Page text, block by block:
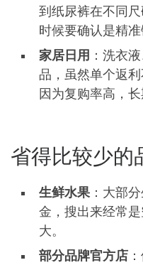
到纸尿裤在不同
时候要确认是精准
家居日用 ：洗衣
品，虽然单个返
因为复购率高，
省得比较少的
生鲜水果 ：大部
金，搜出来经常
大。
部分品牌官方店